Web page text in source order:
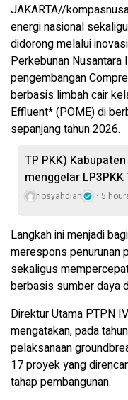
JAKARTA//
energi nasional
didorong melalui
Perkebunan
pengembangan
berbasis limbah cair
Effluent* (POME) di
sepanjang tahun 2026.
TP PKK)
menggelar
riosyahdian 5
Langkah ini menjadi
merespons penurunan
sekaligus
berbasis sumber daya
Direktur Utama PTPN
mengatakan, pada
pelaksanaan
17 proyek yang
tahap pembangunan.